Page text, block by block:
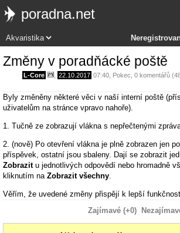
poradna.net
Změny v poradňácké poště
L-Core 22.10.2017 07:40 Pokec , 0 komentářů
Byly změněny některé věci v naší interní poště
uživatelům na stránce vpravo nahoře).
1. Tučně ze zobrazují vlákna s nepřečtenými
2. (nově) Po otevření vlákna je plně zobrazen jen
příspěvek, ostatní jsou sbaleny. Dají se zobrazit
Zobrazitu jednotlivých odpovědí nebo hromadně
kliknutím na Zobrazit všechny.
Věřím, že uvedené změny přispějí k lepší
Zajímavé (+0)